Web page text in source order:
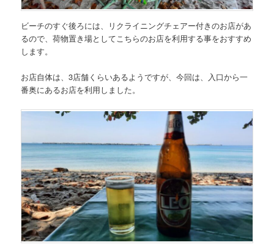
ビーチのすぐ後ろには、リクライニングチェアー付きのお店があ
るので、荷物置き場としてこちらのお店を利用する事をおすすめ
します。
お店自体は、3店舗くらいあるようですが、今回は、入口から一
番奥にあるお店を利用しました。